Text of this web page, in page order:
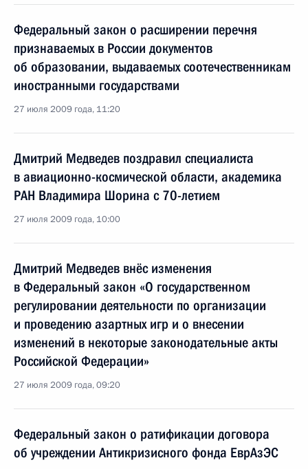
Федеральный закон о расширении перечня
признаваемых в России документов
об образовании, выдаваемых соотечественникам
иностранными государствами
27 июля 2009 года, 11:20
Дмитрий Медведев поздравил специалиста
в авиационно-космической области, академика
РАН Владимира Шорина с 70-летием
27 июля 2009 года, 10:00
Дмитрий Медведев внёс изменения
в Федеральный закон «О государственном
регулировании деятельности по организации
и проведению азартных игр и о внесении
изменений в некоторые законодательные акты
Российской Федерации»
27 июля 2009 года, 09:20
Федеральный закон о ратификации договора
об учреждении Антикризисного фонда ЕврАзЭС